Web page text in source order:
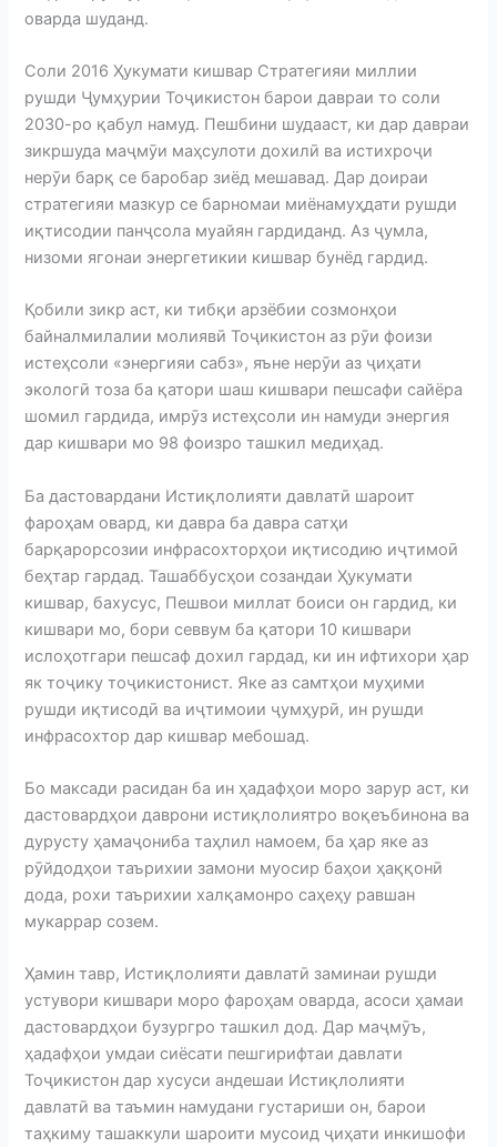
оварда шуданд.
Соли 2016 Ҳукумати кишвар Стратегияи миллии
рушди Ҷумҳурии Тоҷикистон барои давраи то соли
2030-ро қабул намуд. Пешбини шудааст, ки дар давраи
зикршуда маҷмӯи маҳсулоти дохилӣ ва истихроҷи
нерӯи барқ се баробар зиёд мешавад. Дар доираи
стратегияи мазкур се барномаи миёнамуҳдати рушди
иқтисодии панҷсола муайян гардиданд. Аз ҷумла,
низоми ягонаи энергетикии кишвар бунёд гардид.
Қобили зикр аст, ки тибқи арзёбии созмонҳои
байналмилалии молиявӣ Тоҷикистон аз рӯи фоизи
истеҳсоли «энергияи сабз», яъне нерӯи аз ҷиҳати
экологӣ тоза ба қатори шаш кишвари пешсафи сайёра
шомил гардида, имрӯз истеҳсоли ин намуди энергия
дар кишвари мо 98 фоизро ташкил медиҳад.
Ба дастовардани Истиқлолияти давлатӣ шароит
фароҳам овард, ки давра ба давра сатҳи
барқарорсозии инфрасохторҳои иқтисодию иҷтимоӣ
беҳтар гардад. Ташаббусҳои созандаи Ҳукумати
кишвар, бахусус, Пешвои миллат боиси он гардид, ки
кишвари мо, бори севвум ба қатори 10 кишвари
ислоҳотгари пешсаф дохил гардад, ки ин ифтихори ҳар
як тоҷику тоҷикистонист. Яке аз самтҳои муҳими
рушди иқтисодӣ ва иҷтимоии ҷумҳурӣ, ин рушди
инфрасохтор дар кишвар мебошад.
Бо максади расидан ба ин ҳадафҳои моро зарур аст, ки
дастовардҳои даврони истиқлолиятро воқеъбинона ва
дурусту ҳамаҷониба таҳлил намоем, ба ҳар яке аз
рӯйдодҳои таърихии замони муосир баҳои ҳаққонӣ
дода, рохи таърихии халқамонро саҳеҳу равшан
мукаррар созем.
Ҳамин тавр, Истиқлолияти давлатӣ заминаи рушди
устувори кишвари моро фароҳам оварда, асоси ҳамаи
дастовардҳои бузургро ташкил дод. Дар маҷмӯъ,
ҳадафҳои умдаи сиёсати пешгирифтаи давлати
Тоҷикистон дар хусуси андешаи Истиқлолияти
давлатӣ ва таъмин намудани густариши он, барои
таҳкиму ташаккули шароити мусоид ҷиҳати инкишофи